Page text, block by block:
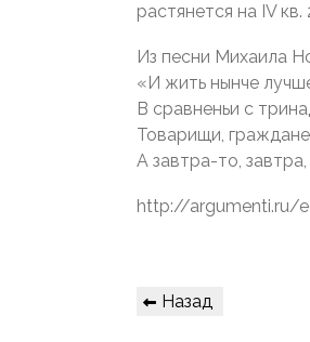
растянется на IV
Из песни Михаила
«И жить нынче
В сравненьи с
Товарищи,
А завтра-то,
http://argumenti.ru/
Навигация
Предыдущая
Назад